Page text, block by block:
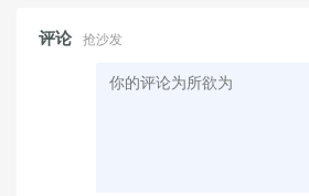
评论 抢沙发